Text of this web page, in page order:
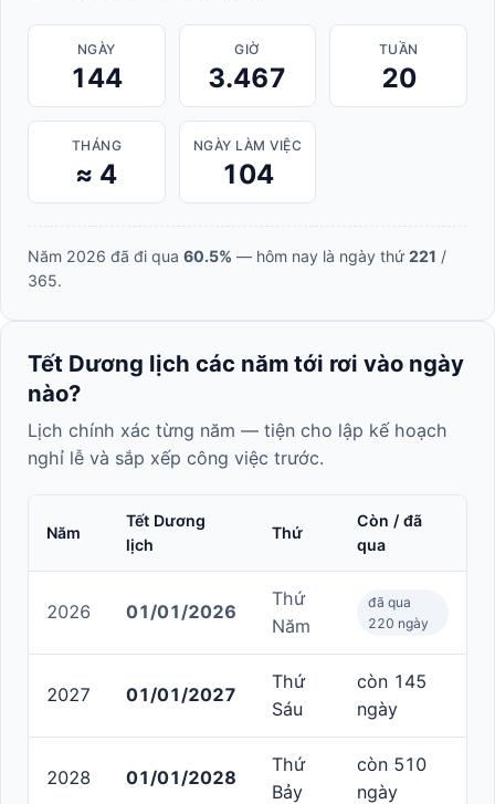
NGÀY
144
GIỜ
3.467
TUẦN
20
THÁNG
≈ 4
NGÀY LÀM VIỆC
104
Năm 2026 đã đi qua 60.5% — hôm nay là ngày thứ 221 /
365.
Tết Dương lịch các năm tới rơi vào ngày
nào?
Lịch chính xác từng năm — tiện cho lập kế hoạch
nghỉ lễ và sắp xếp công việc trước.
Năm
Tết Dương
lịch
Thứ
Còn / đã
qua
2026 01/01/2026
Thứ
Năm
đã qua
220 ngày
2027 01/01/2027
Thứ
Sáu
còn 145
ngày
2028 01/01/2028
Thứ
Bảy
còn 510
ngày